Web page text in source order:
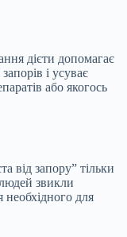
дієти допомагає
і усуває
або якогось
від запору” тільки
звикли
для